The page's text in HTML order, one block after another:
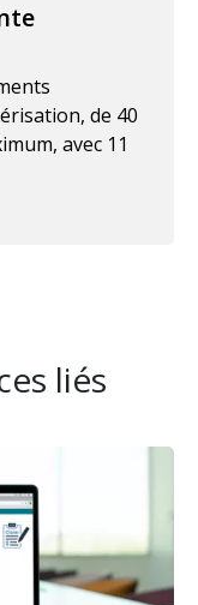
de 40
avec 11
liés